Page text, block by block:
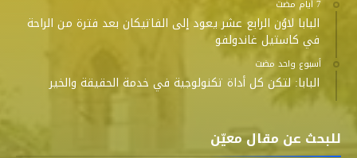
البابا لاوُن الرابع عشر يعود إلى الفاتيكان بعد فترة من الراحة
في كاستيل غاندولفو
‫‫‫‏‫أسبوع واحد مضت‬
البابا: لتكن كل أداة تكنولوجية في خدمة الحقيقة والخير
للبحث عن مقال معيّن